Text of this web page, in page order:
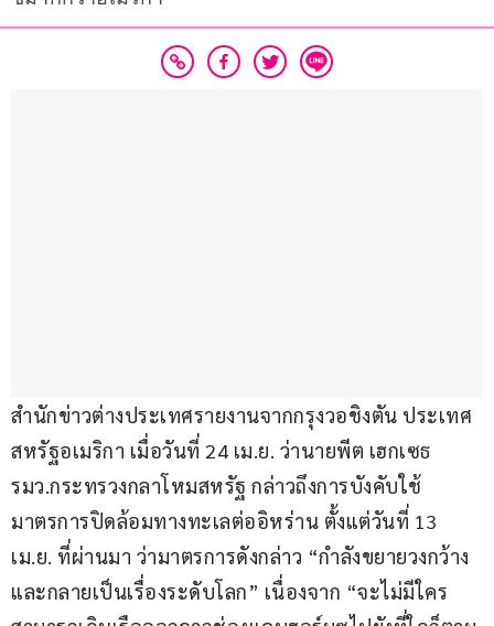
สำนักข่าวต่างประเทศรายงานจากกรุงวอชิงตัน ประเทศ
สหรัฐอเมริกา เมื่อวันที่ 24 เม.ย. ว่านายพีต เฮกเซธ
รมว.กระทรวงกลาโหมสหรัฐ กล่าวถึงการบังคับใช้
มาตรการปิดล้อมทางทะเลต่ออิหร่าน ตั้งแต่วันที่ 13
เม.ย. ที่ผ่านมา ว่ามาตรการดังกล่าว “กำลังขยายวงกว้าง
และกลายเป็นเรื่องระดับโลก” เนื่องจาก “จะไม่มีใคร